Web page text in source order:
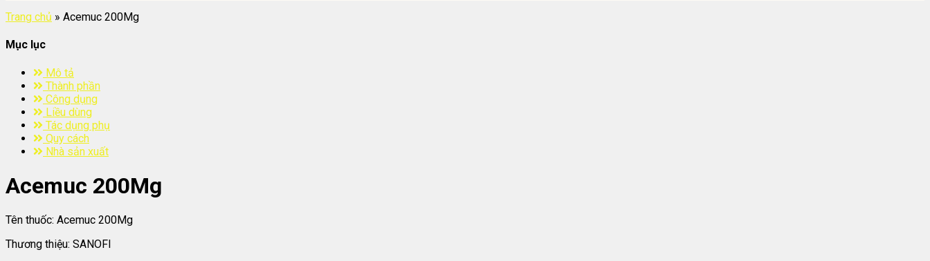
Trang chủ » Acemuc 200Mg
Mục lục
Mô tả
Thành phần
Công dụng
Liều dùng
Tác dụng phụ
Quy cách
Nhà sản xuất
Acemuc 200Mg
Tên thuốc: Acemuc 200Mg
Thương thiệu: SANOFI